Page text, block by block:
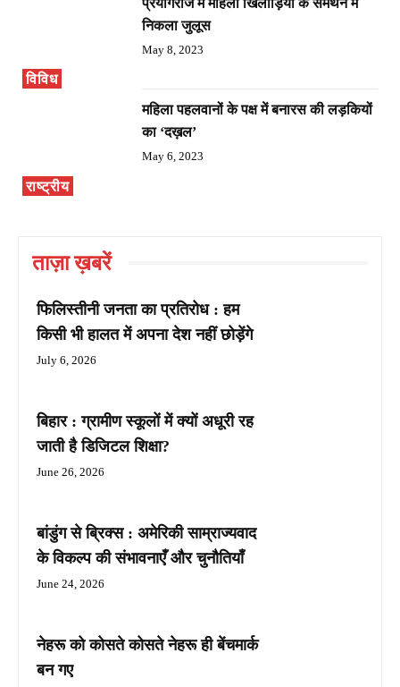
विविध
प्रयागराज में महिला खिलाड़ियों के समर्थन में
निकला जुलूस
May 8, 2023
राष्ट्रीय
महिला पहलवानों के पक्ष में बनारस की लड़कियों
का ‘दख़ल’
May 6, 2023
ताज़ा ख़बरें
फिलिस्तीनी जनता का प्रतिरोध : हम
किसी भी हालत में अपना देश नहीं छोड़ेंगे
July 6, 2026
बिहार : ग्रामीण स्कूलों में क्यों अधूरी रह
जाती है डिजिटल शिक्षा?
June 26, 2026
बांडुंग से ब्रिक्स : अमेरिकी साम्राज्यवाद
के विकल्प की संभावनाएँ और चुनौतियाँ
June 24, 2026
नेहरू को कोसते कोसते नेहरू ही बेंचमार्क
बन गए